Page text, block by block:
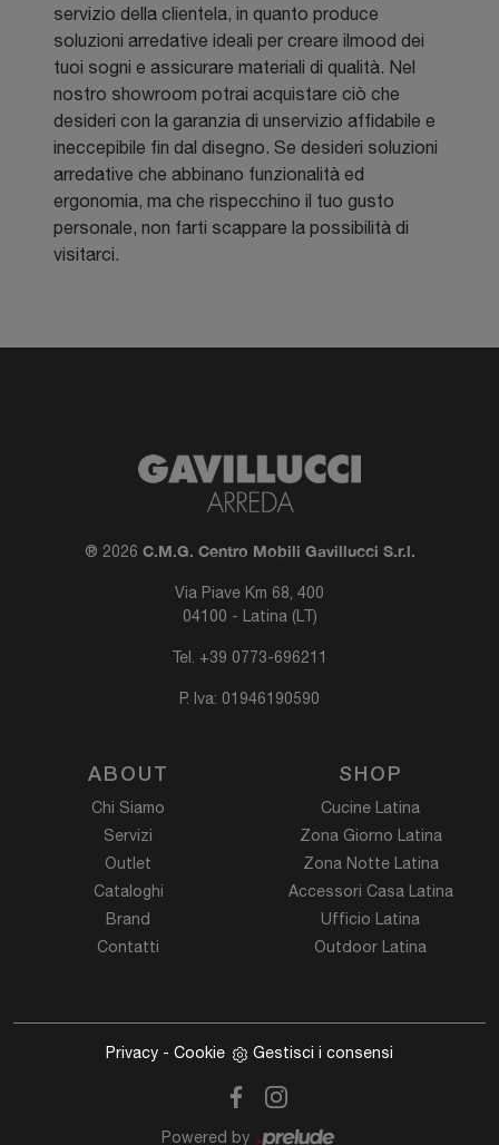
servizio della clientela, in quanto produce
soluzioni arredative ideali per creare ilmood dei
tuoi sogni e assicurare materiali di qualità. Nel
nostro showroom potrai acquistare ciò che
desideri con la garanzia di unservizio affidabile e
ineccepibile fin dal disegno. Se desideri soluzioni
arredative che abbinano funzionalità ed
ergonomia, ma che rispecchino il tuo gusto
personale, non farti scappare la possibilità di
visitarci.
® 2026 C.M.G. Centro Mobili Gavillucci S.r.l.
Via Piave Km 68, 400
04100 - Latina (LT)
Tel. +39 0773-696211
P. Iva: 01946190590
ABOUT
Chi Siamo
Servizi
Outlet
Cataloghi
Brand
Contatti
SHOP
Cucine Latina
Zona Giorno Latina
Zona Notte Latina
Accessori Casa Latina
Ufficio Latina
Outdoor Latina
Privacy - Cookie Gestisci i consensi
Powered by